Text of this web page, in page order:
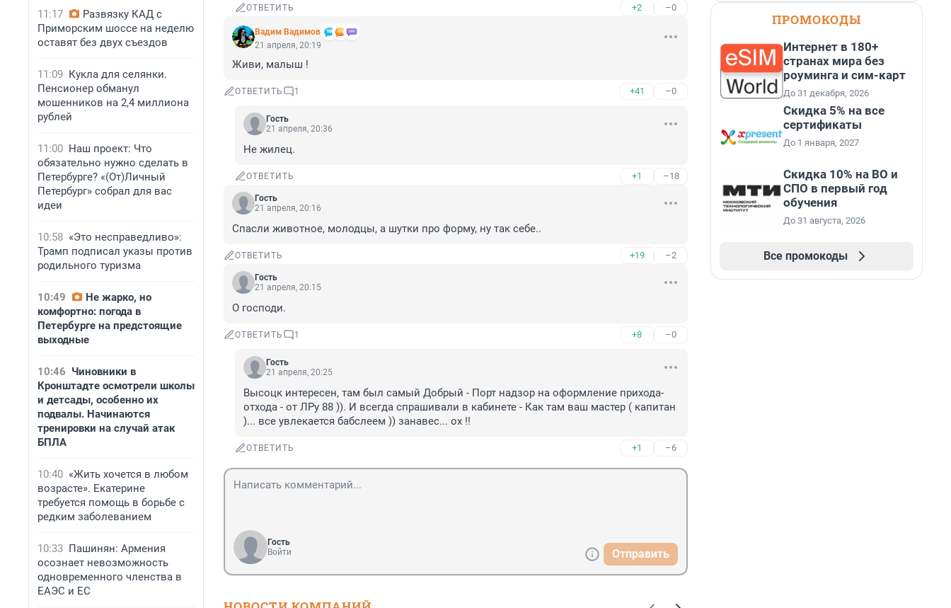
11:17
Развязку КАД с
Приморским шоссе на неделю
оставят без двух съездов
11:09 Кукла для селянки.
Пенсионер обманул
мошенников на 2,4 миллиона
рублей
11:00 Наш проект: Что
обязательно нужно сделать в
Петербурге? «(От)Личный
Петербург» собрал для вас
идеи
10:58 «Это несправедливо»:
Трамп подписал указы против
родильного туризма
10:49
Не жарко, но
комфортно: погода в
Петербурге на предстоящие
выходные
10:46 Чиновники в
Кронштадте осмотрели школы
и детсады, особенно их
подвалы. Начинаются
тренировки на случай атак
БПЛА
10:40 «Жить хочется в любом
возрасте». Екатерине
требуется помощь в борьбе с
редким заболеванием
10:33 Пашинян: Армения
осознает невозможность
одновременного членства в
ЕАЭС и ЕС
ОТВЕТИТЬ +2 –0
Вадим Вадимов
21 апреля, 20:19
Живи, малыш !
ОТВЕТИТЬ 1 +41 –0
Гость
21 апреля, 20:36
Не жилец.
ОТВЕТИТЬ +1 –18
Гость
21 апреля, 20:16
Спасли животное, молодцы, а шутки про форму, ну так себе..
ОТВЕТИТЬ +19 –2
Гость
21 апреля, 20:15
О господи.
ОТВЕТИТЬ 1 +8 –0
Гость
21 апреля, 20:25
Высоцк интересен, там был самый Добрый - Порт надзор на оформление прихода-
отхода - от ЛРу 88 )). И всегда спрашивали в кабинете - Как там ваш мастер ( капитан
)... все увлекается бабслеем )) занавес... ох !!
ОТВЕТИТЬ +1 –6
Гость
Войти
Отправить
ПРОМОКОДЫ
Интернет в 180+
странах мира без
роуминга и сим-карт
До 31 декабря, 2026
Скидка 5% на все
сертификаты
До 1 января, 2027
Скидка 10% на ВО и
СПО в первый год
обучения
До 31 августа, 2026
Все промокоды